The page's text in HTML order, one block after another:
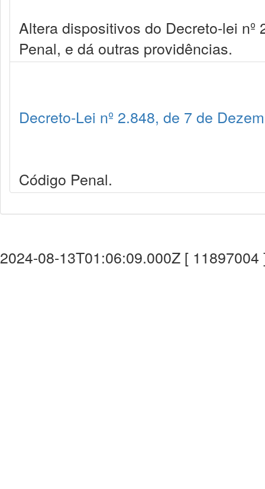
Altera dispositivos do Decreto-lei
Penal, e dá outras providências.
Decreto-Lei nº 2.848, de 7 de
Código Penal.
2024-08-13T01:06:09.000Z [ 11897004